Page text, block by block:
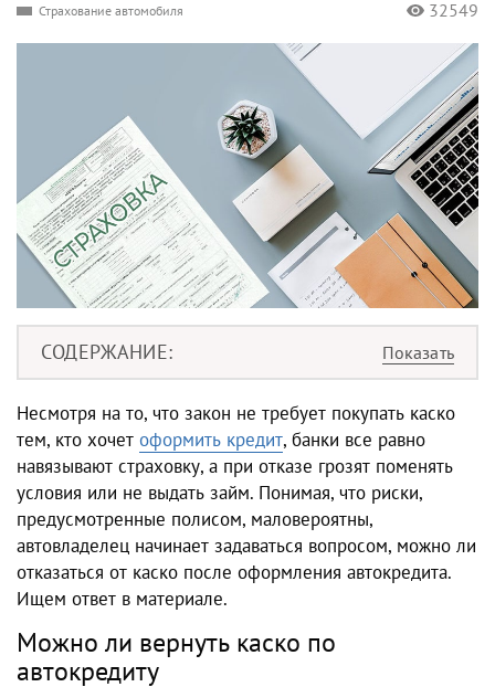
Страхование автомобиля 32549
СОДЕРЖАНИЕ
Несмотря на то, что закон не требует покупать каско
тем, кто хочет оформить кредит, банки все равно
навязывают страховку, а при отказе грозят поменять
условия или не выдать займ. Понимая, что риски,
предусмотренные полисом, маловероятны,
автовладелец начинает задаваться вопросом, можно ли
отказаться от каско после оформления автокредита.
Ищем ответ в материале.
Можно ли вернуть каско по
автокредиту